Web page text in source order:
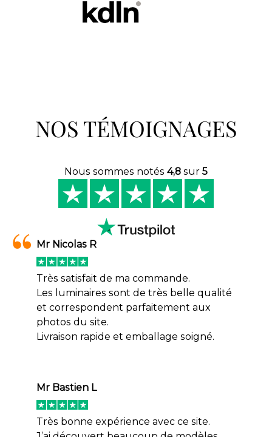
NOS TÉMOIGNAGES
Nous sommes notés 4,8 sur 5
Mr Nicolas R
Très satisfait de ma commande.
Les luminaires sont de très belle qualité
et correspondent parfaitement aux
photos du site.
Livraison rapide et emballage soigné.
Mr Bastien L
Très bonne expérience avec ce site.